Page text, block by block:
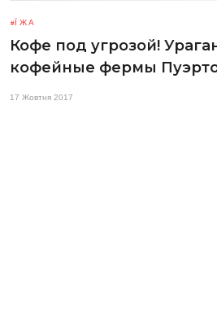
ЇЖА
Кофе под угрозой!
кофейные фермы
17 Жовтня 2017